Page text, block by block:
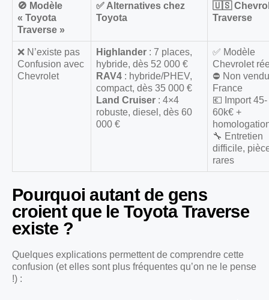
🚫 Modèle
« Toyota
Traverse »
✅ Alternatives chez
Toyota
🇺🇸
Traverse
❌ N’existe pas
Confusion avec
Chevrolet
Highlander : 7 places,
hybride, dès 52 000 €
RAV4 : hybride/PHEV,
compact, dès 35 000 €
Land Cruiser : 4×4
robuste, diesel, dès 60
000 €
✅ Modèle
Chevrolet
⛔ Non
France
💶 Import 45-
60k€ +
🔧 Entretien
difficile,
rares
Pourquoi autant de gens
croient que le Toyota Traverse
existe ?
Quelques explications permettent de comprendre cette
confusion (et elles sont plus fréquentes qu’on ne le pense
!) :